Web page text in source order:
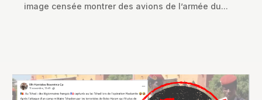
image censée montrer des avions de l’armée du...